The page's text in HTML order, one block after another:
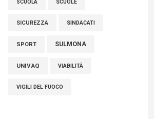
SCUOLA SCUOLE
SICUREZZA SINDACATI
SPORT SULMONA
UNIVAQ VIABILITÀ
VIGILI DEL FUOCO